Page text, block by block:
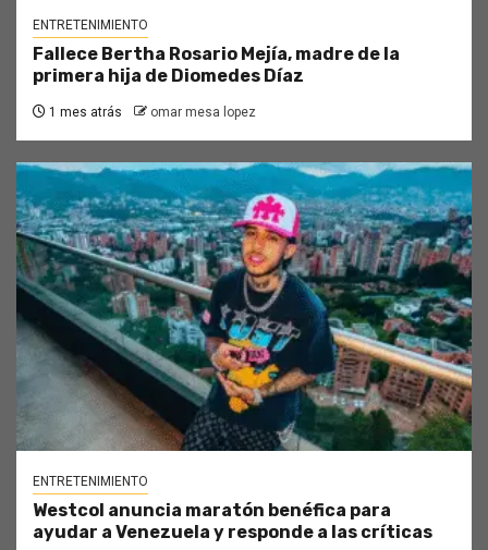
ENTRETENIMIENTO
Fallece Bertha Rosario Mejía, madre de la
primera hija de Diomedes Díaz
1 mes atrás omar mesa lopez
ENTRETENIMIENTO
Westcol anuncia maratón benéfica para
ayudar a Venezuela y responde a las críticas